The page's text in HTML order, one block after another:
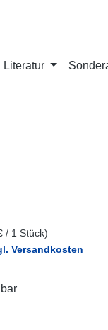
Literatur
/ 1 Stück)
Versandkosten